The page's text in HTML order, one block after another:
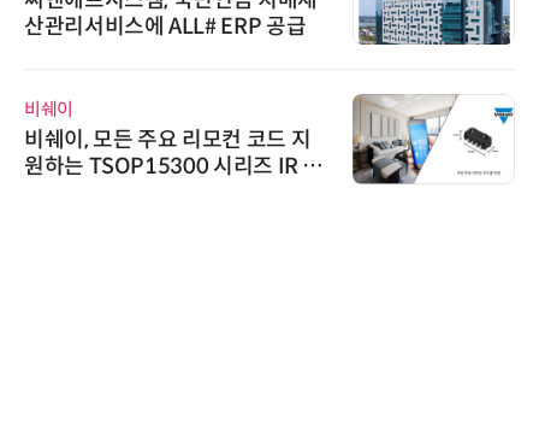
산관리서비스에 ALL# ERP 공급
비쉐이
비쉐이, 모든 주요 리모컨 코드 지
원하는 TSOP15300 시리즈 IR 수